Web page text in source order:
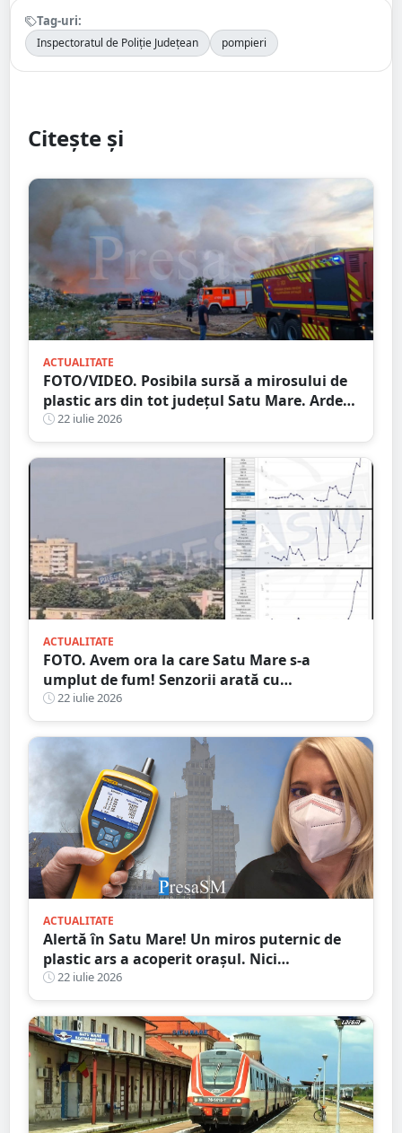
Tag-uri:
Inspectoratul de Poliție Județean pompieri
Citește și
ACTUALITATE
FOTO/VIDEO. Posibila sursă a mirosului de
plastic ars din tot județul Satu Mare. Arde
un depozitul de deșeuri, la aproximativ 15
kilometri de granița României
22 iulie 2026
ACTUALITATE
FOTO. Avem ora la care Satu Mare s-a
umplut de fum! Senzorii arată cu
exactitate: ce substanțe periculoase sunt în
aer
22 iulie 2026
ACTUALITATE
Alertă în Satu Mare! Un miros puternic de
plastic ars a acoperit orașul. Nici
autoritățile nu știu de unde provine
22 iulie 2026